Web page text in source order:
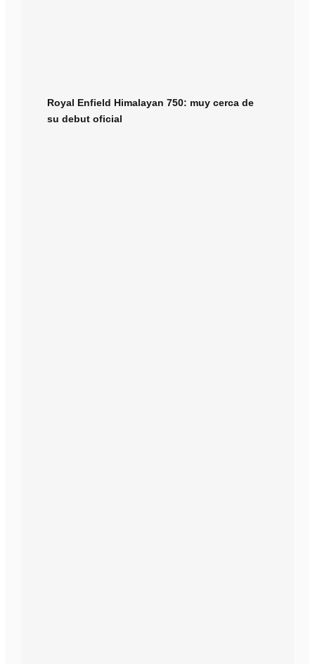
Royal Enfield Himalayan 750: muy cerca de
su debut oficial